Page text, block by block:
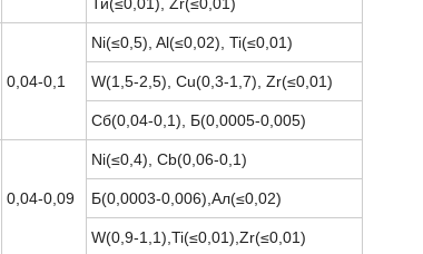
0,04-0,1
Ni(≤0,5), Al(≤0,02), Ti(≤0,01)
W(1,5-2,5), Cu(0,3-1,7), Zr(≤0,01)
Сб(0,04-0,1), Б(0,0005-0,005)
0,04-0,09
Ni(≤0,4), Cb(0,06-0,1)
Б(0,0003-0,006),Ал(≤0,02)
W(0,9-1,1),Ti(≤0,01),Zr(≤0,01)